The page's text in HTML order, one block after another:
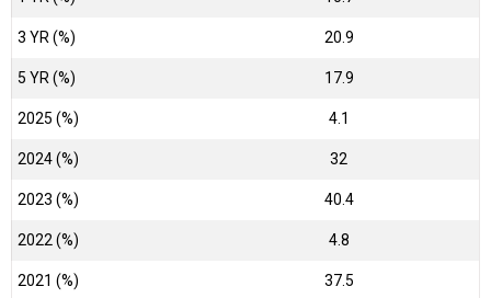
3 YR (%) 20.9
5 YR (%) 17.9
2025 (%) 4.1
2024 (%) 32
2023 (%) 40.4
2022 (%) 4.8
2021 (%) 37.5